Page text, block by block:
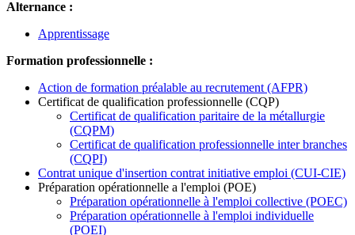
Alternance :
Apprentissage
Formation professionnelle :
Action de formation préalable au recrutement (AFPR)
Certificat de qualification professionnelle (CQP)
Certificat de qualification paritaire de la métallurgie
(CQPM)
Certificat de qualification professionnelle inter branches
(CQPI)
Contrat unique d'insertion contrat initiative emploi (CUI-CIE)
Préparation opérationnelle a l'emploi (POE)
Préparation opérationnelle à l'emploi collective (POEC)
Préparation opérationnelle à l'emploi individuelle
(POEI)